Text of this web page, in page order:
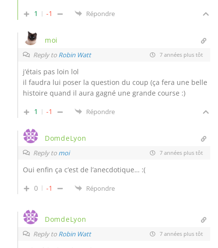
1 -1 Répondre
moi
Reply to Robin Watt 7 années plus tôt
j’étais pas loin lol
il faudra lui poser la question du coup (ça fera une belle
histoire quand il aura gagné une grande course :)
1 -1 Répondre
DomdeLyon
Reply to moi 7 années plus tôt
Oui enfin ça c’est de l’anecdotique… :(
0
-1 Répondre
DomdeLyon
Reply to Robin Watt 7 années plus tôt